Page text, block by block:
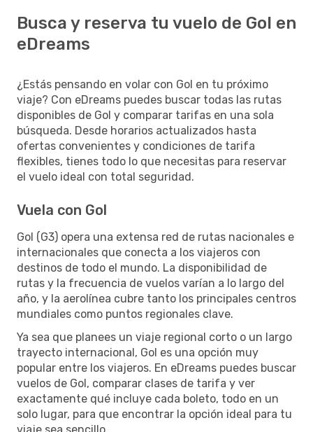
Busca y reserva tu vuelo de Gol en
eDreams
¿Estás pensando en volar con Gol en tu próximo
viaje? Con eDreams puedes buscar todas las rutas
disponibles de Gol y comparar tarifas en una sola
búsqueda. Desde horarios actualizados hasta
ofertas convenientes y condiciones de tarifa
flexibles, tienes todo lo que necesitas para reservar
el vuelo ideal con total seguridad.
Vuela con Gol
Gol (G3) opera una extensa red de rutas nacionales e
internacionales que conecta a los viajeros con
destinos de todo el mundo. La disponibilidad de
rutas y la frecuencia de vuelos varían a lo largo del
año, y la aerolínea cubre tanto los principales centros
mundiales como puntos regionales clave.
Ya sea que planees un viaje regional corto o un largo
trayecto internacional, Gol es una opción muy
popular entre los viajeros. En eDreams puedes buscar
vuelos de Gol, comparar clases de tarifa y ver
exactamente qué incluye cada boleto, todo en un
solo lugar, para que encontrar la opción ideal para tu